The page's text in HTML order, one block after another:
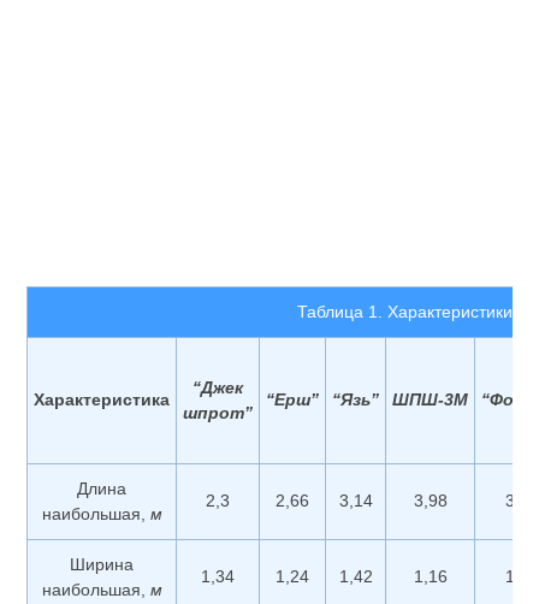
Таблица 1. Характеристики
Характеристика
“Джек
шпрот”
“Ерш” “Язь” ШПШ-3М
Длина
наибольшая, м
2,3 2,66 3,14 3,98 3,78
Ширина
наибольшая, м
1,34 1,24 1,42 1,16 1,25